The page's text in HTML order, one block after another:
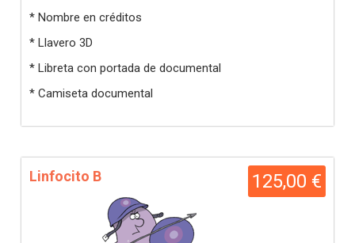
* Nombre en créditos
* Llavero 3D
* Libreta con portada de documental
* Camiseta documental
125,00 €
Linfocito B